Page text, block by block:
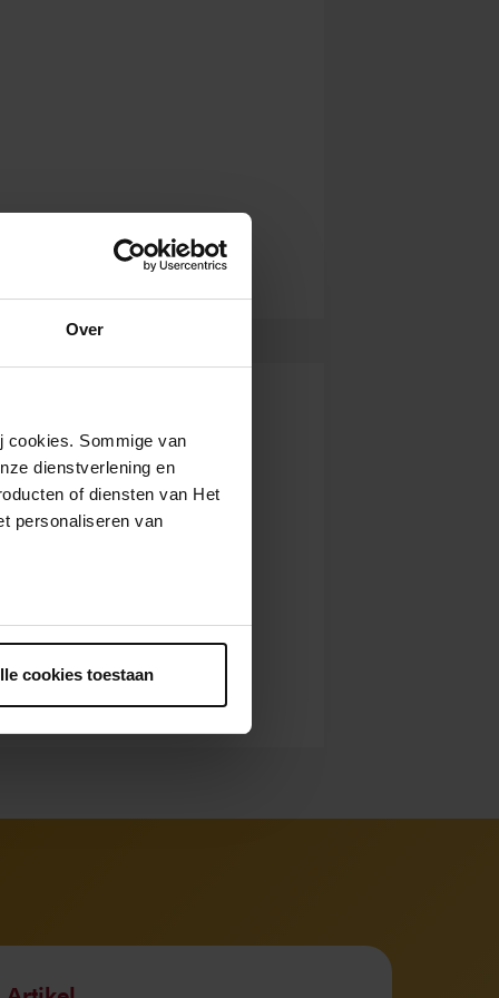
Over
cookies. Sommige van
dienstverlening en
of diensten van Het
personaliseren van
cookies toestaan